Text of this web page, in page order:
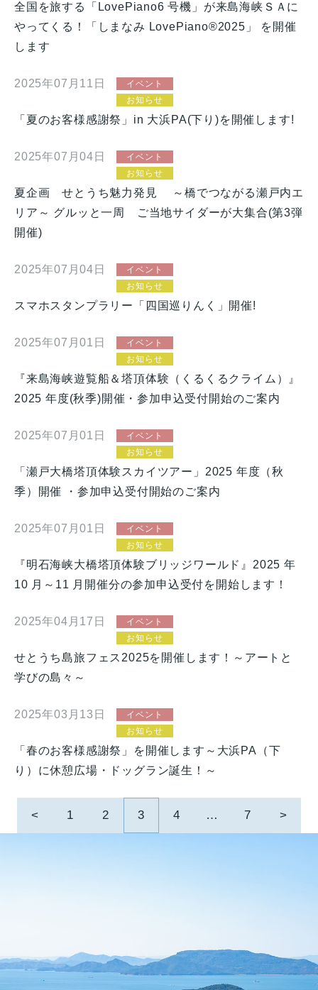
全国を旅する「LovePiano6 号機」が来島海峡ＳＡに
やってくる！「しまなみ LovePiano®2025」 を開催
します
2025年07月11日
イベント
お知らせ
「夏のお客様感謝祭」in 大浜PA(下り)を開催します!
2025年07月04日
イベント
お知らせ
夏企画 せとうち魅力発見 ～橋でつながる瀬戸内エ
リア～ グルッと一周 ご当地サイダーが大集合(第3弾
開催)
2025年07月04日
イベント
お知らせ
スマホスタンプラリー「四国巡りんく」開催!
2025年07月01日
イベント
お知らせ
『来島海峡遊覧船＆塔頂体験（くるくるクライム）』
2025 年度(秋季)開催・参加申込受付開始のご案内
2025年07月01日
イベント
お知らせ
「瀬戸大橋塔頂体験スカイツアー」2025 年度（秋
季）開催 ・参加申込受付開始のご案内
2025年07月01日
イベント
お知らせ
『明石海峡大橋塔頂体験ブリッジワールド』2025 年
10 月～11 月開催分の参加申込受付を開始します！
2025年04月17日
イベント
お知らせ
せとうち島旅フェス2025を開催します！～アートと
学びの島々～
2025年03月13日
イベント
お知らせ
「春のお客様感謝祭」を開催します～大浜PA（下
り）に休憩広場・ドッグラン誕生！～
ン
< 1 2 3 4 … 7 >